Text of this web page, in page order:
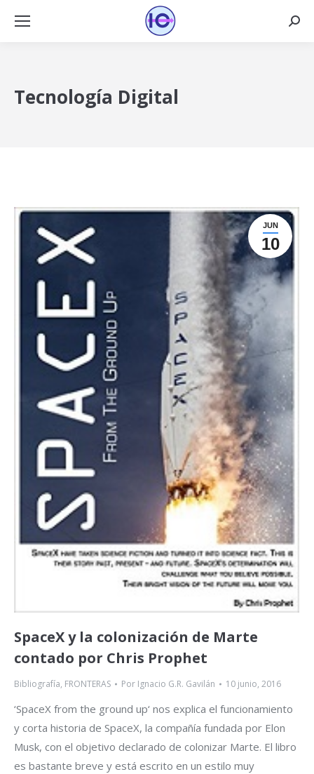
Tecnología Digital
JUN
10
SpaceX y la colonización de Marte
contado por Chris Prophet
Bibliografía, FRONTERAS Por Ignacio G.R. Gavilán 10 junio, 2016
‘SpaceX from the ground up‘ nos explica el funcionamiento
y corta historia de SpaceX, la compañía fundada por Elon
Musk, con el objetivo declarado de colonizar Marte. El libro
es bastante breve y está escrito en un estilo muy